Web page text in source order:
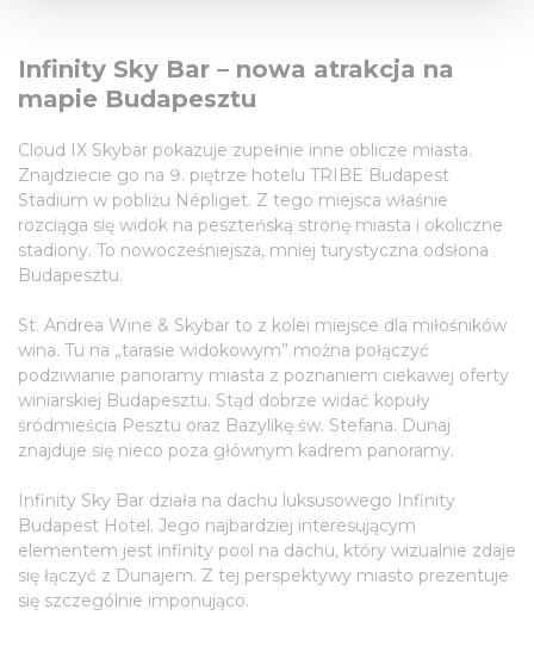
provide social media features and to analyse our traffic.
We also share information about your use of our site with
may combine it with other information that you’ve
provided to them or that they’ve collected from your use
of their services.
Infinity Sky Bar – nowa atrakcja na
mapie Budapesztu
Cloud IX Skybar pokazuje zupełnie inne oblicze miasta.
Znajdziecie go na 9. piętrze hotelu TRIBE Budapest
Stadium w pobliżu Népliget. Z tego miejsca właśnie
rozciąga się widok na peszteńską stronę miasta i okoliczne
stadiony. To nowocześniejsza, mniej turystyczna odsłona
Budapesztu.
St. Andrea Wine & Skybar to z kolei miejsce dla miłośników
wina. Tu na „tarasie widokowym” można połączyć
podziwianie panoramy miasta z poznaniem ciekawej oferty
winiarskiej Budapesztu. Stąd dobrze widać kopuły
śródmieścia Pesztu oraz Bazylikę św. Stefana. Dunaj
znajduje się nieco poza głównym kadrem panoramy.
Infinity Sky Bar działa na dachu luksusowego Infinity
Budapest Hotel. Jego najbardziej interesującym
elementem jest infinity pool na dachu, który wizualnie zdaje
się łączyć z Dunajem. Z tej perspektywy miasto prezentuje
się szczególnie imponująco.